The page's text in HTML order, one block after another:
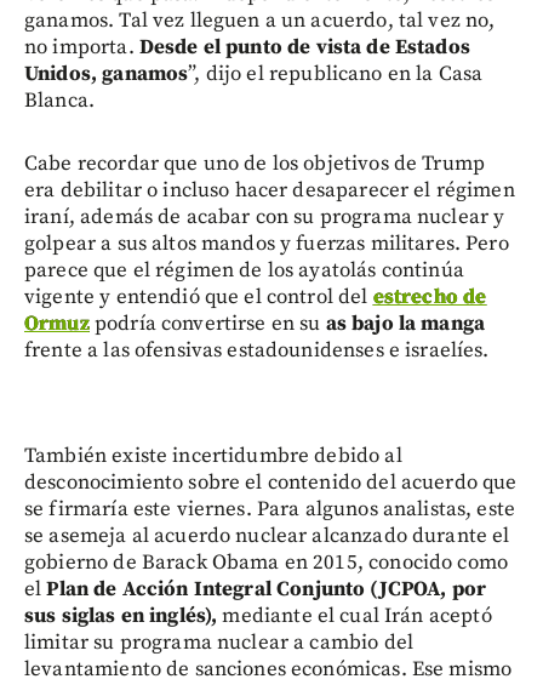
ganamos. Tal vez lleguen a un acuerdo, tal vez no,
no importa. Desde el punto de vista de Estados
Unidos, ganamos”, dijo el republicano en la Casa
Blanca.
Cabe recordar que uno de los objetivos de Trump
era debilitar o incluso hacer desaparecer el régimen
iraní, además de acabar con su programa nuclear y
golpear a sus altos mandos y fuerzas militares. Pero
parece que el régimen de los ayatolás continúa
vigente y entendió que el control del estrecho de
Ormuzpodría convertirse en su as bajo la manga
frente a las ofensivas estadounidenses e israelíes.
También existe incertidumbre debido al
desconocimiento sobre el contenido del acuerdo que
se firmaría este viernes. Para algunos analistas, este
se asemeja al acuerdo nuclear alcanzado durante el
gobierno de Barack Obama en 2015, conocido como
elPlan de Acción Integral Conjunto (JCPOA, por
sus siglas en inglés),mediante el cual Irán aceptó
limitar su programa nuclear a cambio del
levantamiento de sanciones económicas. Ese mismo